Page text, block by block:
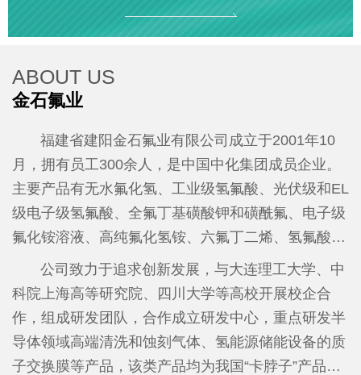
ABOUT US
金石氟业
福建省建阳金石氟业有限公司成立于2001年10
月，拥有员工300余人，是中国中化集团成员企业。
主要产品有无水氟化氢、工业级氢氟酸、光伏级和EL
级电子级氢氟酸、全氟丁基磺酸钾和磺酰氟、电子级
氟化铵溶液、高纯氟化氢铵、六氟丁二烯、氢氟酸吡
啶等。2025年全年产值达7亿元、税收1500万元。
公
司先后荣获国家级高新技术企业、工信部“专精特
新”小巨人企业、福建省企业技术中心、福建省知识
产权优势企业、福建省绿色工厂、南平市和建阳区重
点纳税企业、南平市和建阳区创新发展优势企业等荣
公司致力于追求创新发展，与大连理工大学、中
科院上海高等研究院、四川大学等高校开展校企合
作，组成研发团队，合作成立研发中心，重点研发半
导体领域高端清洗和蚀刻气体、氢能源储能设备的质
子交换膜等产品，该类产品均为我国“卡脖子”产品。